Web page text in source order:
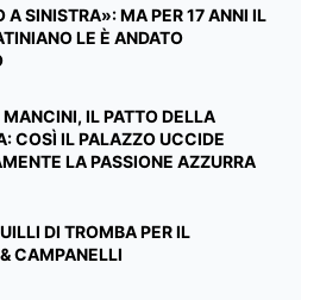
A SINISTRA»: MA PER 17 ANNI IL
LE È ANDATO
IL PATTO DELLA
COSÌ IL PALAZZO UCCIDE
LA PASSIONE AZZURRA
DI TROMBA PER IL
CAMPANELLI